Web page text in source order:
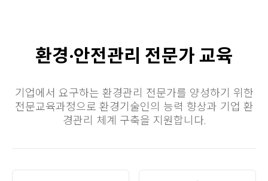
환경·안전관리 전문가 교육
기업에서 요구하는 환경관리 전문가를 양성하기 위한
전문교육과정으로 환경기술인의 능력 향상과 기업 환
경관리 체계 구축을 지원합니다.